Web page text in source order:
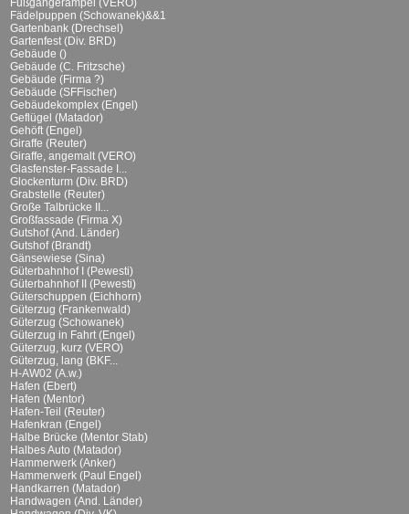
Fußgängerampel (VERO)
Fädelpuppen (Schowanek)&&1
Gartenbank (Drechsel)
Gartenfest (Div. BRD)
Gebäude ()
Gebäude (C. Fritzsche)
Gebäude (Firma ?)
Gebäude (SFFischer)
Gebäudekomplex (Engel)
Geflügel (Matador)
Gehöft (Engel)
Giraffe (Reuter)
Giraffe, angemalt (VERO)
Glasfenster-Fassade I...
Glockenturm (Div. BRD)
Grabstelle (Reuter)
Große Talbrücke II...
Großfassade (Firma X)
Gutshof (And. Länder)
Gutshof (Brandt)
Gänsewiese (Sina)
Güterbahnhof I (Pewesti)
Güterbahnhof II (Pewesti)
Güterschuppen (Eichhorn)
Güterzug (Frankenwald)
Güterzug (Schowanek)
Güterzug in Fahrt (Engel)
Güterzug, kurz (VERO)
Güterzug, lang (BKF...
H-AW02 (A.w.)
Hafen (Ebert)
Hafen (Mentor)
Hafen-Teil (Reuter)
Hafenkran (Engel)
Halbe Brücke (Mentor Stab)
Halbes Auto (Matador)
Hammerwerk (Anker)
Hammerwerk (Paul Engel)
Handkarren (Matador)
Handwagen (And. Länder)